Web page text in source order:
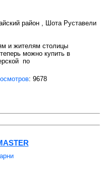
район , Шота Руставели
и жителям столицы
можно купить в
по
: 9678